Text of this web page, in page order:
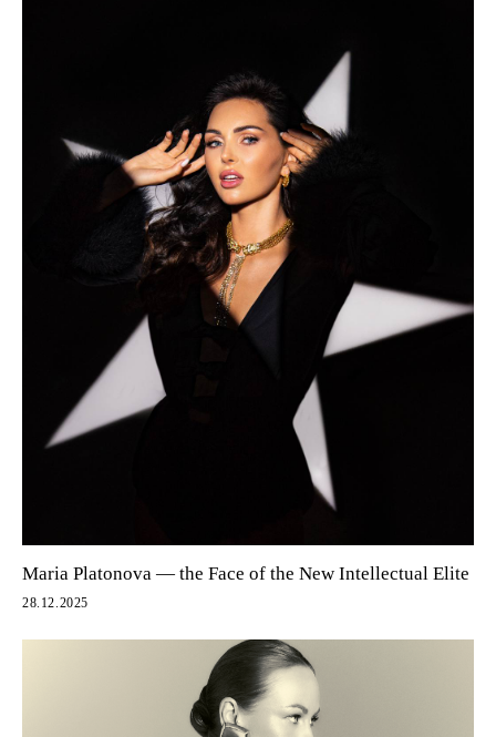
Maria Platonova — the Face of the New Intellectual Elite
28.12.2025